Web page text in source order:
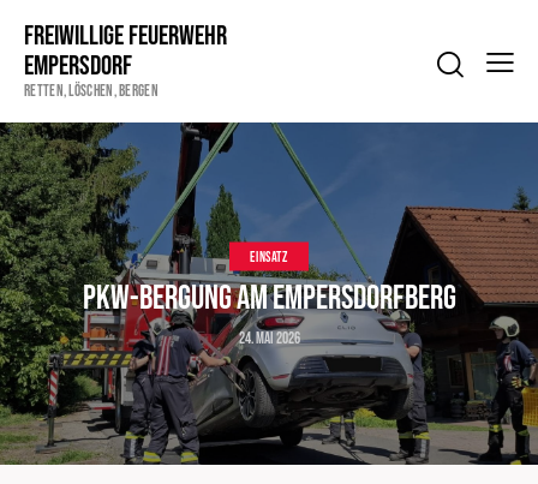
Freiwillige Feuerwehr
Empersdorf
Retten, Löschen, Bergen
EINSATZ
PKW-Bergung am Empersdorfberg
24. Mai 2026